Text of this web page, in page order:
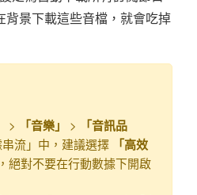
背景下載這些音檔，就會吃掉
> 「音樂」 >
「音訊品
流」中，建議選擇
「高效
，絕對不要在行動數據下開啟